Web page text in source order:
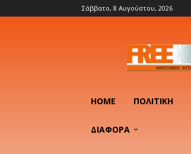
Σάββατο, 8 Αυγούστου, 2026
HOME ΠΟΛΙΤΙΚΉ
ΔΙΑΦΟΡΑ